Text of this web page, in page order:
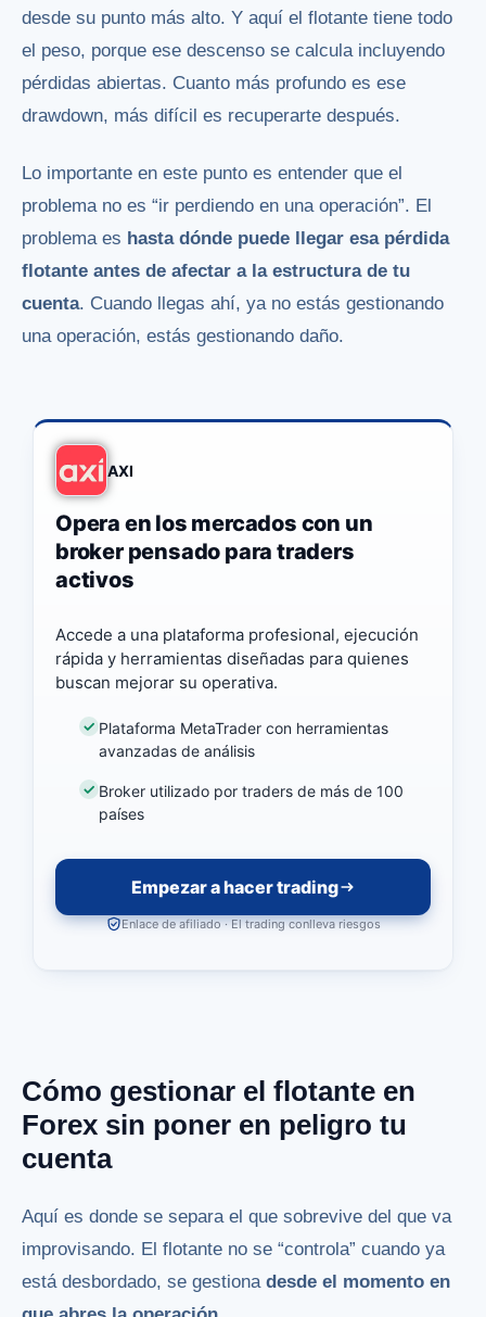
desde su punto más alto. Y aquí el flotante tiene todo
el peso, porque ese descenso se calcula incluyendo
pérdidas abiertas. Cuanto más profundo es ese
drawdown, más difícil es recuperarte después.
Lo importante en este punto es entender que el
problema no es “ir perdiendo en una operación”. El
problema es hasta dónde puede llegar esa pérdida
flotante antes de afectar a la estructura de tu
cuenta. Cuando llegas ahí, ya no estás gestionando
una operación, estás gestionando daño.
AXI
Opera en los mercados con un
broker pensado para traders
activos
Accede a una plataforma profesional, ejecución
rápida y herramientas diseñadas para quienes
buscan mejorar su operativa.
Plataforma MetaTrader con herramientas
avanzadas de análisis
Broker utilizado por traders de más de 100
países
Empezar a hacer trading
Enlace de afiliado · El trading conlleva riesgos
Cómo gestionar el flotante en
Forex sin poner en peligro tu
cuenta
Aquí es donde se separa el que sobrevive del que va
improvisando. El flotante no se “controla” cuando ya
está desbordado, se gestiona desde el momento en